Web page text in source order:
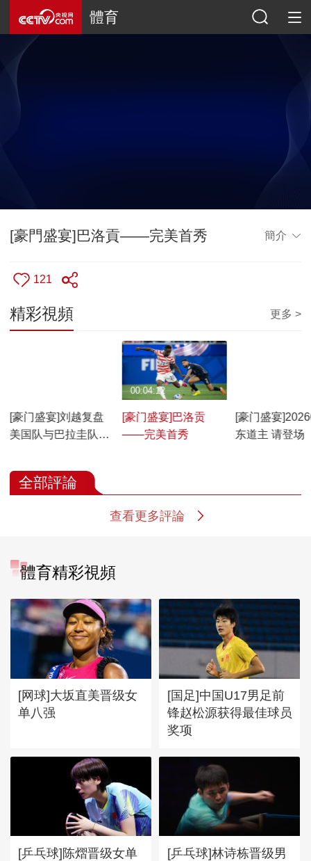
體育
[豪門盛宴]巴洛貢——完美首秀 簡介
121
精彩視頻 更多 >
[豪门盛宴]刘越复盘
美国队与巴拉圭队的
[豪门盛宴]巴洛贡
——完美首秀
00:04:12
[豪门盛宴
东道主 请登场
全部評論
查看更多評論
體育精彩視頻
[网球]大坂直美晋级女
单八强
[国足]中国U17男足前
锋赵松源获得最佳球员
奖项
[乒乓球]陈熠晋级女单
[乒乓球]林诗栋晋级男